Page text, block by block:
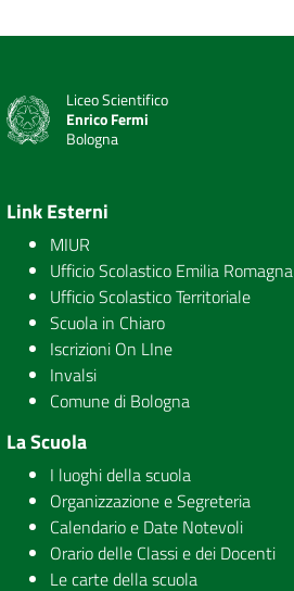
Liceo Scientifico
Enrico Fermi
Bologna
Link Esterni
MIUR
Ufficio Scolastico Emilia Romagna
Ufficio Scolastico Territoriale
Scuola in Chiaro
Iscrizioni On LIne
Invalsi
Comune di Bologna
La Scuola
I luoghi della scuola
Organizzazione e Segreteria
Calendario e Date Notevoli
Orario delle Classi e dei Docenti
Le carte della scuola